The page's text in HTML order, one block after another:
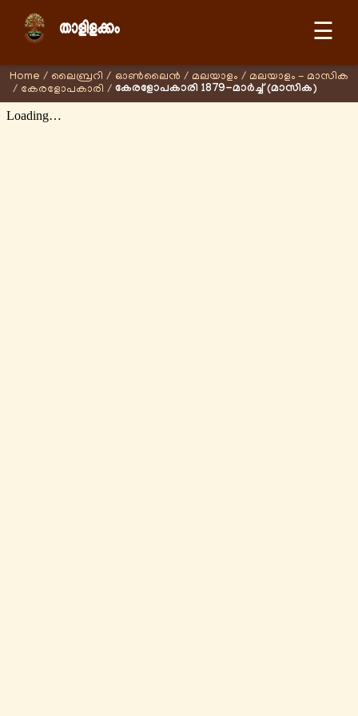
☰
Home / ലൈബ്രറി / ഓണ്‍ലൈന്‍ / മലയാളം / മലയാളം - മാസിക
/ കേരളോപകാരി / കേരളോപകാരി 1879-മാര്‍ച്ച് (മാസിക)